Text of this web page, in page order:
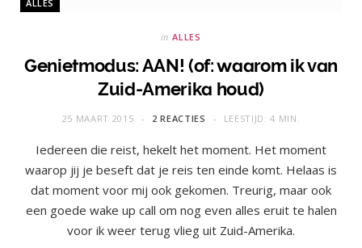
ALLES
in ALLES
Genietmodus: AAN! (of: waarom ik van
Zuid-Amerika houd)
25 MAART 2015 2 REACTIES LEESTIJD: 4 MIN.
Iedereen die reist, hekelt het moment. Het moment
waarop jij je beseft dat je reis ten einde komt. Helaas is
dat moment voor mij ook gekomen. Treurig, maar ook
een goede wake up call om nog even alles eruit te halen
voor ik weer terug vlieg uit Zuid-Amerika.